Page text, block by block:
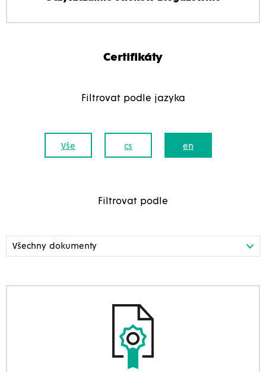
Certifikáty
Filtrovat podle jazyka
Vše cs en
Filtrovat podle